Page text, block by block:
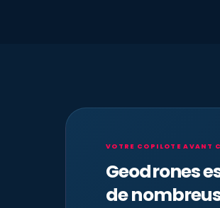
VOTRE COPILOTE AVANT
Geodrones
de